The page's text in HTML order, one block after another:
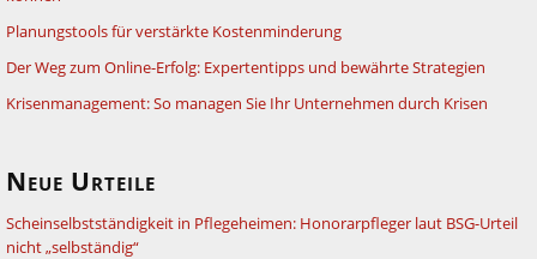
Planungstools für verstärkte Kostenminderung
Der Weg zum Online-Erfolg: Expertentipps und bewährte Strategien
Krisenmanagement: So managen Sie Ihr Unternehmen durch Krisen
Neue Urteile
Scheinselbstständigkeit in Pflegeheimen: Honorarpfleger laut BSG-Urteil
nicht „selbständig“